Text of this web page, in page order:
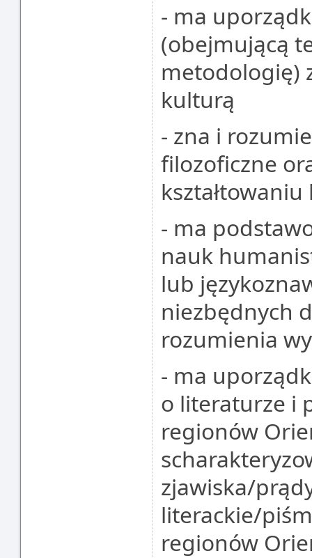
- ma
(obejmującą
metodologię)
kulturą
- zna i
filozoficzne
- ma
nauk
lub
niezbędnych
rozumienia
- ma
o literaturze i
regionów
zjawiska/
literackie/
regionów